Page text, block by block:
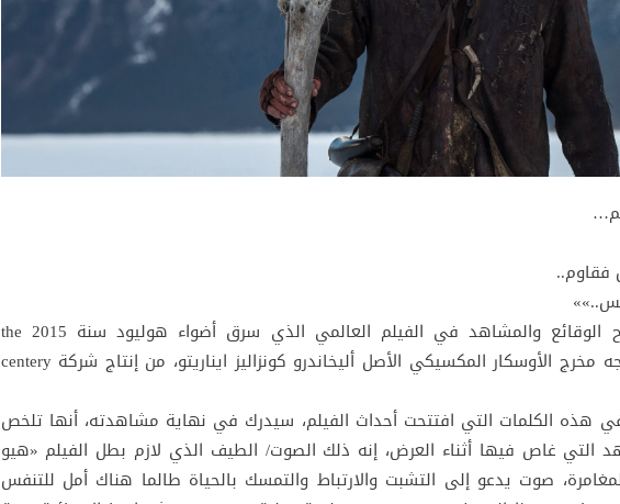
فقاوم..
بهذه الكلمات تفتتح الوقائع والمشاهد في الفيلم العالمي الذي سرق أضواء هوليود سنة 2015 the
revenant، والذي أخرجه مخرج الأوسكار المكسيكي الأصل أليخاندرو كونزاليز ايناريتو، من إنتاج شركة centery
هذه الكلمات التي افتتحت أحداث الفيلم، سيدرك في نهاية مشاهدته، أنها تلخص
التي غاص فيها أثناء العرض، إنه ذلك الصوت/ الطيف الذي لازم بطل الفيلم «هيو
صوت يدعو إلى التشبت والارتباط والتمسك بالحياة طالما هناك أمل للتنفس